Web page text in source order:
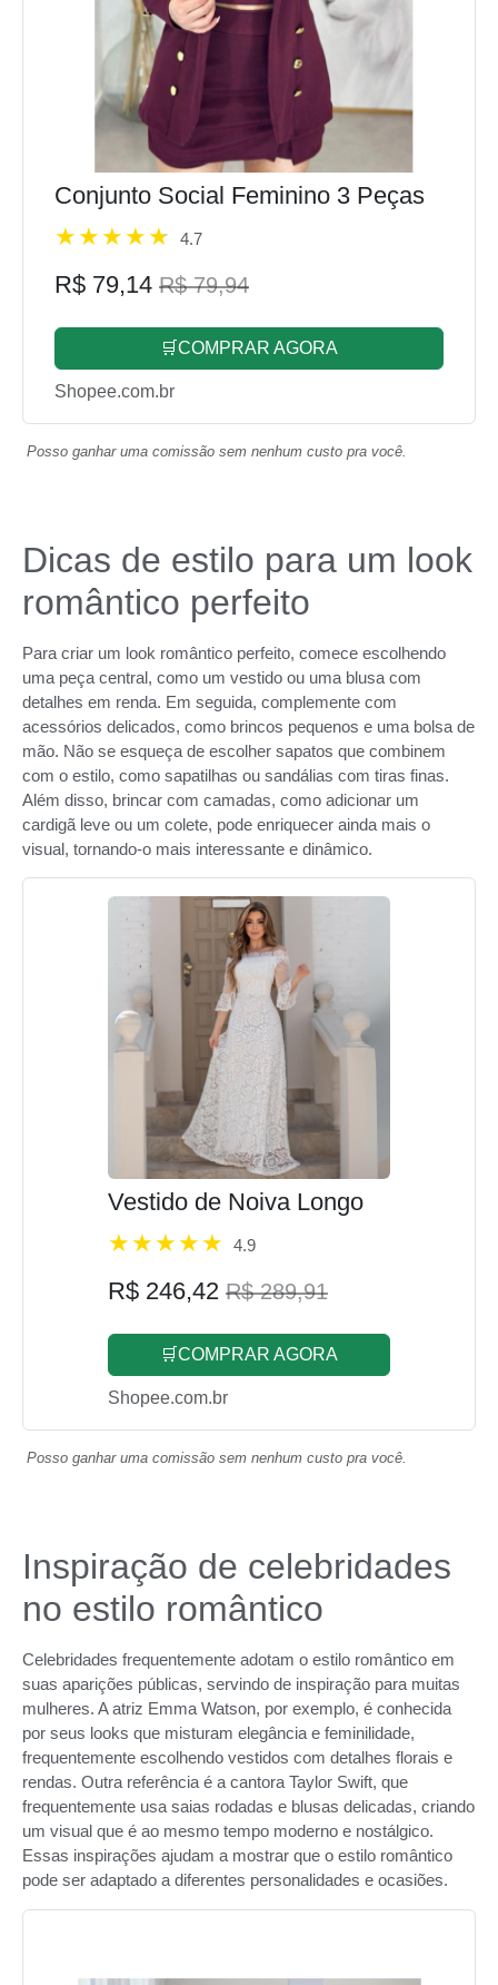
Conjunto Social Feminino 3 Peças
4.7
R$ 79,14 R$ 79,94
🛒COMPRAR AGORA
Shopee.com.br
Posso ganhar uma comissão sem nenhum custo pra você.
Dicas de estilo para um look
romântico perfeito
Para criar um look romântico perfeito, comece escolhendo
uma peça central, como um vestido ou uma blusa com
detalhes em renda. Em seguida, complemente com
acessórios delicados, como brincos pequenos e uma bolsa de
mão. Não se esqueça de escolher sapatos que combinem
com o estilo, como sapatilhas ou sandálias com tiras finas.
Além disso, brincar com camadas, como adicionar um
cardigã leve ou um colete, pode enriquecer ainda mais o
visual, tornando-o mais interessante e dinâmico.
Vestido de Noiva Longo
4.9
R$ 246,42 R$ 289,91
🛒COMPRAR AGORA
Shopee.com.br
Posso ganhar uma comissão sem nenhum custo pra você.
Inspiração de celebridades
no estilo romântico
Celebridades frequentemente adotam o estilo romântico em
suas aparições públicas, servindo de inspiração para muitas
mulheres. A atriz Emma Watson, por exemplo, é conhecida
por seus looks que misturam elegância e feminilidade,
frequentemente escolhendo vestidos com detalhes florais e
rendas. Outra referência é a cantora Taylor Swift, que
frequentemente usa saias rodadas e blusas delicadas, criando
um visual que é ao mesmo tempo moderno e nostálgico.
Essas inspirações ajudam a mostrar que o estilo romântico
pode ser adaptado a diferentes personalidades e ocasiões.